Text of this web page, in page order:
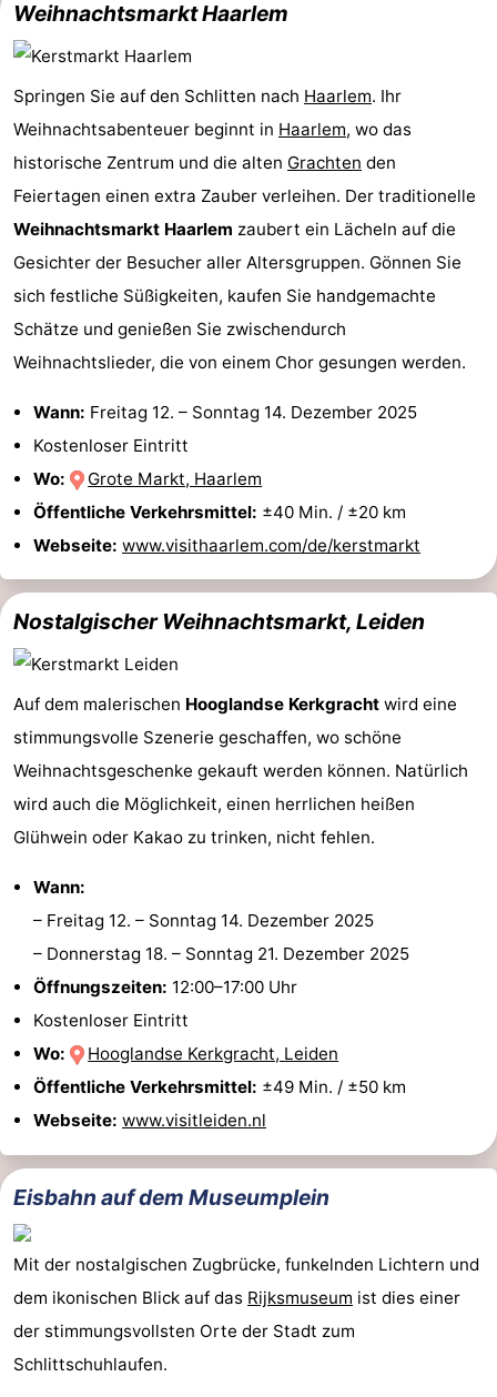
für
Touristen
Medizin
Adressen
Wetter
Kontakt
Weihnachtsmarkt Haarlem
Springen Sie auf den Schlitten nach Haarlem. Ihr
Weihnachtsabenteuer beginnt in Haarlem, wo das
historische Zentrum und die alten Grachten den
Feiertagen einen extra Zauber verleihen. Der traditionelle
Weihnachtsmarkt Haarlem zaubert ein Lächeln auf die
Gesichter der Besucher aller Altersgruppen. Gönnen Sie
sich festliche Süßigkeiten, kaufen Sie handgemachte
Schätze und genießen Sie zwischendurch
Weihnachtslieder, die von einem Chor gesungen werden.
Wann: Freitag 12. – Sonntag 14. Dezember 2025
Kostenloser Eintritt
Wo:
Grote Markt, Haarlem
Öffentliche Verkehrsmittel: ±40 Min. / ±20 km
Webseite: www.visithaarlem.com/de/kerstmarkt
Nostalgischer Weihnachtsmarkt, Leiden
Auf dem malerischen Hooglandse Kerkgracht wird eine
stimmungsvolle Szenerie geschaffen, wo schöne
Weihnachtsgeschenke gekauft werden können. Natürlich
wird auch die Möglichkeit, einen herrlichen heißen
Glühwein oder Kakao zu trinken, nicht fehlen.
Wann:
– Freitag 12. – Sonntag 14. Dezember 2025
– Donnerstag 18. – Sonntag 21. Dezember 2025
Öffnungszeiten: 12:00–17:00 Uhr
Kostenloser Eintritt
Wo:
Hooglandse Kerkgracht, Leiden
Öffentliche Verkehrsmittel: ±49 Min. / ±50 km
Webseite: www.visitleiden.nl
Eisbahn auf dem Museumplein
Mit der nostalgischen Zugbrücke, funkelnden Lichtern und
dem ikonischen Blick auf das Rijksmuseum ist dies einer
der stimmungsvollsten Orte der Stadt zum
Schlittschuhlaufen.